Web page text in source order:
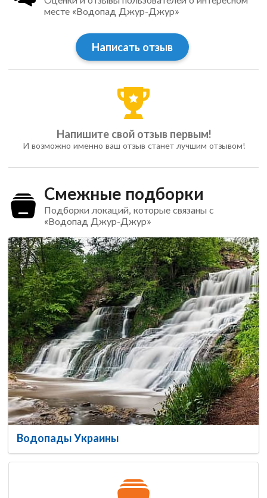
месте «Водопад Джур-Джур»
Написать отзыв
Напишите свой отзыв первым!
И возможно именно ваш отзыв станет лучшим отзывом!
Смежные подборки
Подборки локаций, которые связаны с
«Водопад Джур-Джур»
Водопады Украины